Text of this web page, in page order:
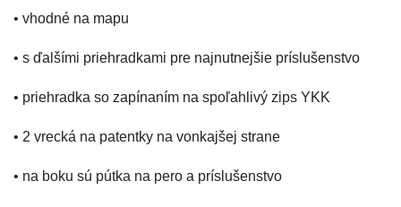
• vhodné na mapu
• s ďalšími priehradkami pre najnutnejšie príslušenstvo
• priehradka so zapínaním na spoľahlivý zips YKK
• 2 vrecká na patentky na vonkajšej strane
• na boku sú pútka na pero a príslušenstvo